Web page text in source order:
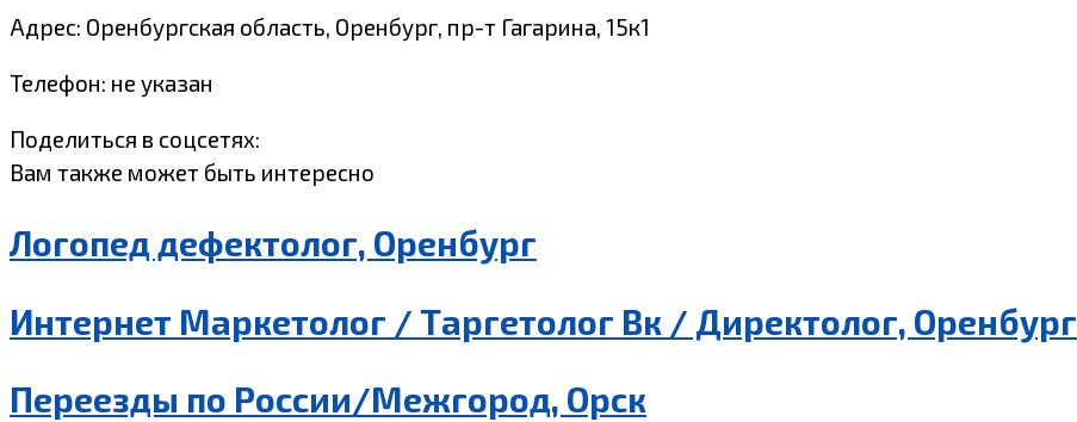
Адрес: Оренбургская область, Оренбург, пр-т Гагарина, 15к1
Телефон: не указан
Поделиться в соцсетях:
Вам также может быть интересно
Логопед дефектолог, Оренбург
Интернет Маркетолог / Таргетолог Вк / Директолог, Оренбург
Переезды по России/Межгород, Орск